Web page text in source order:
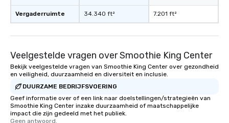
Vergaderruimte 34.340 ft² 7.201 ft²
Veelgestelde vragen over Smoothie King Center
Bekijk veelgestelde vragen van Smoothie King Center over gezondheid
en veiligheid, duurzaamheid en diversiteit en inclusie.
DUURZAME BEDRIJFSVOERING
Geef informatie over of een link naar doelstellingen/strategieën van
Smoothie King Center inzake duurzaamheid of maatschappelijke
impact die zijn gedeeld met het publiek.
Geen antwoord.